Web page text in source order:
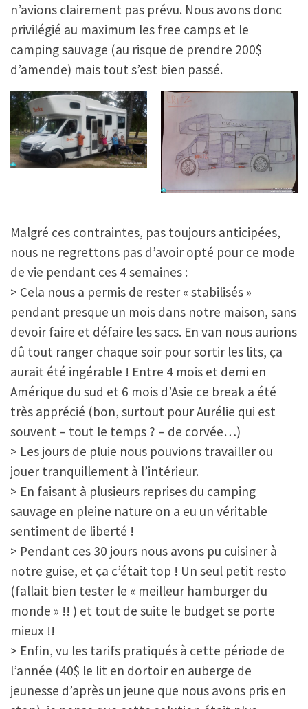
n’avions clairement pas prévu. Nous avons donc
privilégié au maximum les free camps et le
camping sauvage (au risque de prendre 200$
d’amende) mais tout s’est bien passé.
Malgré ces contraintes, pas toujours anticipées,
nous ne regrettons pas d’avoir opté pour ce mode
de vie pendant ces 4 semaines :
> Cela nous a permis de rester « stabilisés »
pendant presque un mois dans notre maison, sans
devoir faire et défaire les sacs. En van nous aurions
dû tout ranger chaque soir pour sortir les lits, ça
aurait été ingérable ! Entre 4 mois et demi en
Amérique du sud et 6 mois d’Asie ce break a été
très apprécié (bon, surtout pour Aurélie qui est
souvent – tout le temps ? – de corvée…)
> Les jours de pluie nous pouvions travailler ou
jouer tranquillement à l’intérieur.
> En faisant à plusieurs reprises du camping
sauvage en pleine nature on a eu un véritable
sentiment de liberté !
> Pendant ces 30 jours nous avons pu cuisiner à
notre guise, et ça c’était top ! Un seul petit resto
(fallait bien tester le « meilleur hamburger du
monde » !! ) et tout de suite le budget se porte
mieux !!
> Enfin, vu les tarifs pratiqués à cette période de
l’année (40$ le lit en dortoir en auberge de
jeunesse d’après un jeune que nous avons pris en